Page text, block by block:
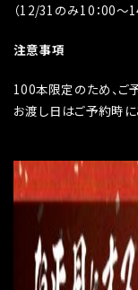
（12/31のみ10：00〜
注意事項
100本限定のため、ご
お渡し日はご予約時に